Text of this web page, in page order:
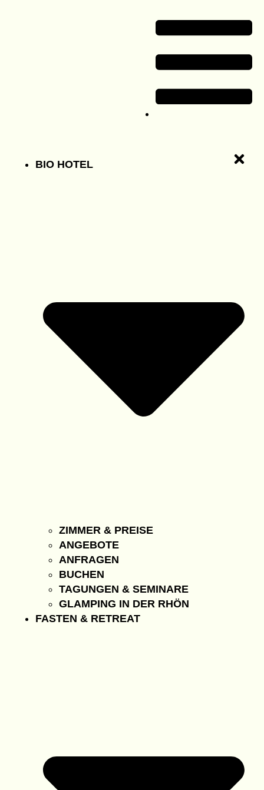
BIO HOTEL
ZIMMER & PREISE
ANGEBOTE
ANFRAGEN
BUCHEN
TAGUNGEN & SEMINARE
GLAMPING IN DER RHÖN
FASTEN & RETREAT